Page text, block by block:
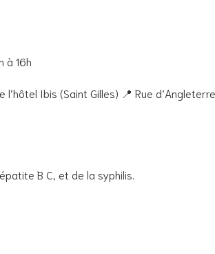
à 16h
Ibis (Saint Gilles) 📍 Rue
B C, et de la syphilis.